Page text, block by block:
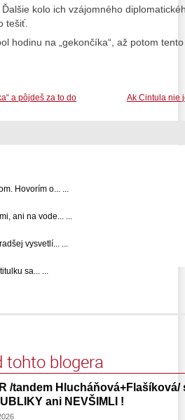
kolo ich vzájomného
tešiť.
hodinu na „gekončíka“, až potom
Ak Cintula nie
a pôjdeš za to do
Hovorím o... ...
ani na vode... ...
vysvetlí... ...
sa... ...
tohto blogera
/tandem Hlucháňová+Flašíková/
ani NEVŠIMLI !